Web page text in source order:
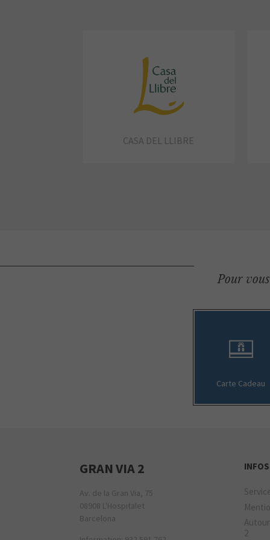
CASA DEL LLIBRE
Pour
Carte Cadeau
GRAN VIA 2
Av. de la Gran Via, 75
08908 L'Hospitalet
Barcelona
INFOS
2